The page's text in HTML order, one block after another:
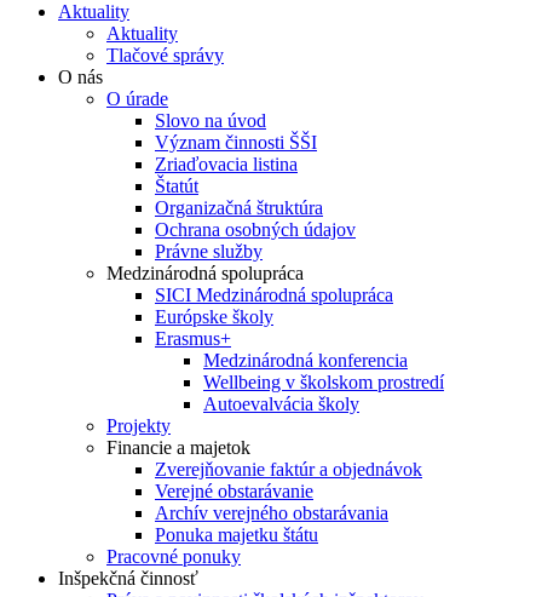
Aktuality
Aktuality
Tlačové správy
O nás
O úrade
Slovo na úvod
Význam činnosti ŠŠI
Zriaďovacia listina
Štatút
Organizačná štruktúra
Ochrana osobných údajov
Právne služby
Medzinárodná spolupráca
SICI Medzinárodná spolupráca
Európske školy
Erasmus+
Medzinárodná konferencia
Wellbeing v školskom prostredí
Autoevalvácia školy
Projekty
Financie a majetok
Zverejňovanie faktúr a objednávok
Verejné obstarávanie
Archív verejného obstarávania
Ponuka majetku štátu
Pracovné ponuky
Inšpekčná činnosť